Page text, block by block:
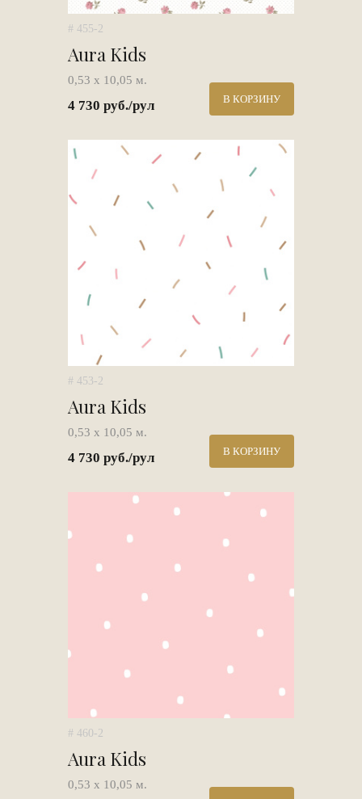
# 455-2
Aura Kids
0,53 х 10,05 м.
4 730 руб./рул В КОРЗИНУ
# 453-2
Aura Kids
0,53 х 10,05 м.
4 730 руб./рул В КОРЗИНУ
# 460-2
Aura Kids
0,53 х 10,05 м.